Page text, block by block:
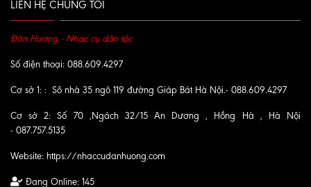
LIÊN HỆ CHÚNG TÔI
Đàn Hương - Nhạc cụ dân tộc
Số điện thoại: 088.609.4297
Cơ sở 1: : Sô nhà 35 ngõ 119 đường Giáp Bát Hà Nội.- 088.609.4297
Cơ sở 2: Số 70 ,Ngách 32/15 An Dương , Hồng Hà , Hà Nội
- 087.757.5135
Website: https://nhaccudanhuong.com
Đang Online: 145